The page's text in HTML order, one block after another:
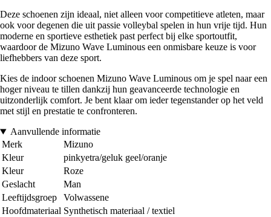
Deze schoenen zijn ideaal, niet alleen voor competitieve atleten, maar
ook voor degenen die uit passie volleybal spelen in hun vrije tijd. Hun
moderne en sportieve esthetiek past perfect bij elke sportoutfit,
waardoor de Mizuno Wave Luminous een onmisbare keuze is voor
liefhebbers van deze sport.
Kies de indoor schoenen Mizuno Wave Luminous om je spel naar een
hoger niveau te tillen dankzij hun geavanceerde technologie en
uitzonderlijk comfort. Je bent klaar om ieder tegenstander op het veld
met stijl en prestatie te confronteren.
Aanvullende informatie
Merk
Mizuno
Kleur
pinkyetra/geluk geel/oranje
Kleur
Roze
Geslacht
Man
Leeftijdsgroep
Volwassene
Hoofdmateriaal Synthetisch materiaal / textiel